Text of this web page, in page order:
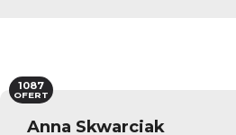
Anna Skwarciak
1087
OFERT